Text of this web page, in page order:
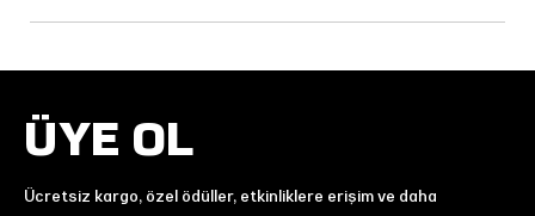
ÜYE OL
Ücretsiz kargo, özel ödüller, etkinliklere erişim ve daha